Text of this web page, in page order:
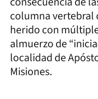
columna vertebral
herido con
almuerzo de
localidad de
Misiones.